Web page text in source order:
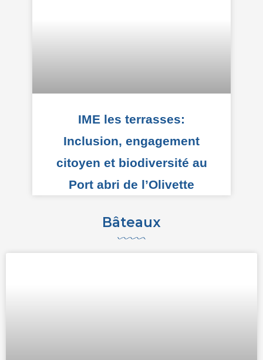
IME les terrasses:
Inclusion, engagement
citoyen et biodiversité au
Port abri de l’Olivette
Bâteaux